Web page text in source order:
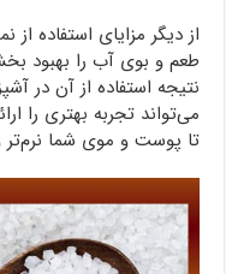
از دیگر مزایای استفاده
طعم و بوی آب را بهبود
نتیجه استفاده از آن در
می‌تواند تجربه بهتری را
تا پوست و موی شما